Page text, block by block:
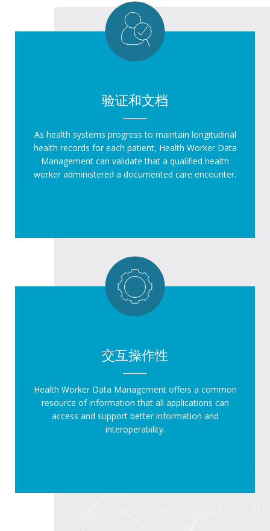
验证和文档
As health systems progress to maintain longitudinal
health records for each patient, Health Worker Data
Management can validate that a qualified health
worker administered a documented care encounter.
交互操作性
Health Worker Data Management offers a common
resource of information that all applications can
access and support better information and
interoperability.